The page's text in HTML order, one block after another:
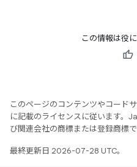
この情報は役
このページのコンテンツやコードサ
に記載のライセンスに従います。
び関連会社の商標または登録商標で
最終更新日 2026-07-28 UTC。